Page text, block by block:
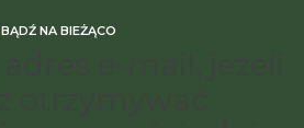
BĄDŹ NA BIEŻĄCO